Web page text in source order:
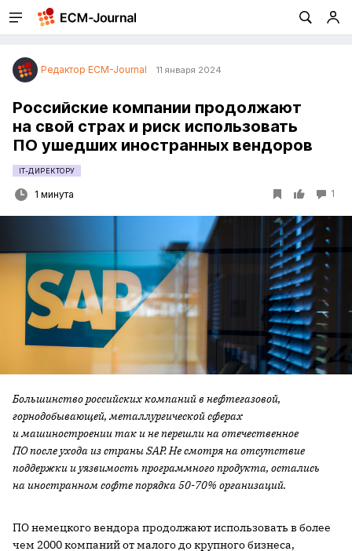
Редактор ECM-Journal 11 января 2024
Российские компании продолжают
на свой страх и риск использовать
ПО ушедших иностранных вендоров
IT-ДИРЕКТОРУ
1 минута 1
Большинство российских компаний в нефтегазовой,
горнодобывающей, металлургической сферах
и машиностроении так и не перешли на отечественное
ПО после ухода из страны SAP. Не смотря на отсутствие
поддержки и уязвимость программного продукта, остались
на иностранном софте порядка 50-70% организаций.
ПО немецкого вендора продолжают использовать в более
чем 2000 компаний от малого до крупного бизнеса,